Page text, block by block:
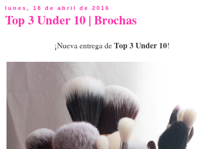
lunes, 18 de abril de 2016
Top 3 Under 10 | Brochas
¡Nueva entrega deTop 3 Under 10!